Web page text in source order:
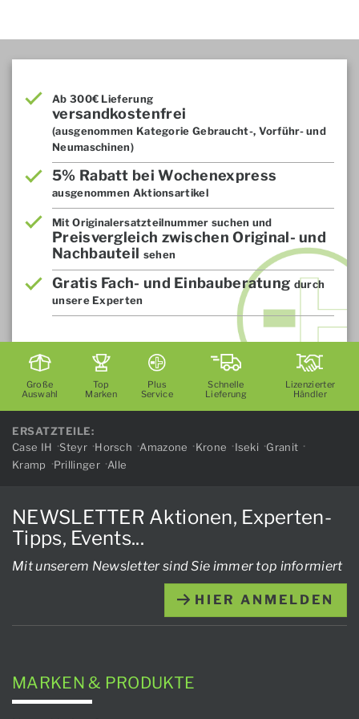
Ab 300€ Lieferung
versandkostenfrei
(ausgenommen Kategorie Gebraucht-, Vorführ- und
Neumaschinen)
5% Rabatt bei Wochenexpress
ausgenommen Aktionsartikel
Mit Originalersatzteilnummer suchen und
Preisvergleich zwischen Original- und
Nachbauteil sehen
Gratis Fach- und Einbauberatung durch
unsere Experten
Große
Auswahl
Top
Marken
Plus
Service
Schnelle
Lieferung
Lizenzierter
Händler
ERSATZTEILE:
Case IH
Steyr Horsch Amazone Krone Iseki
Granit
Kramp
Prillinger Alle
NEWSLETTER Aktionen, Experten-
Tipps, Events...
Mit unserem Newsletter sind Sie immer top informiert
HIER ANMELDEN
MARKEN & PRODUKTE